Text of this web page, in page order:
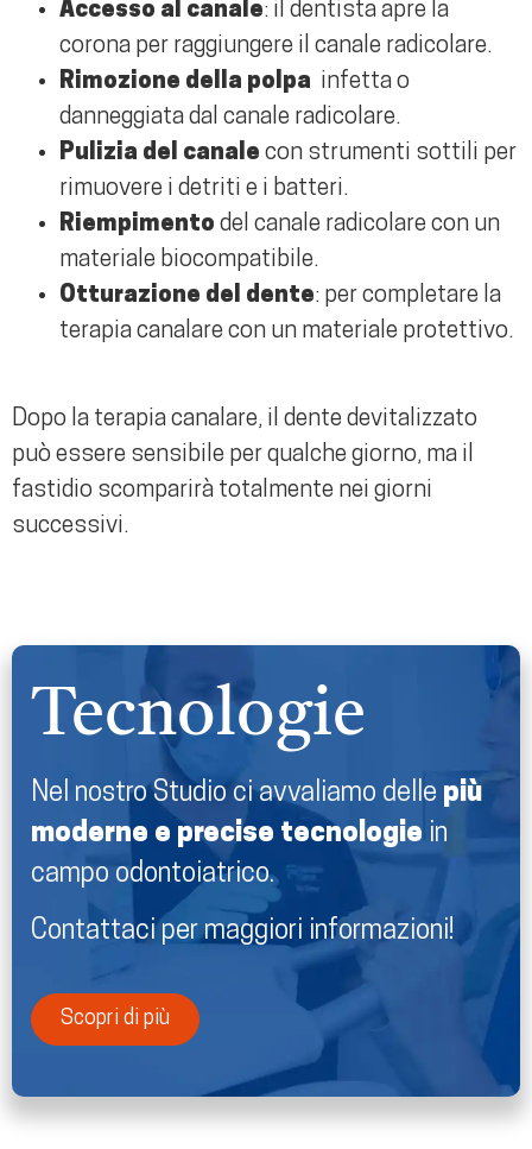
Accesso al canale: il dentista apre la
corona per raggiungere il canale radicolare.
Rimozione della polpa infetta o
danneggiata dal canale radicolare.
Pulizia del canale con strumenti sottili per
rimuovere i detriti e i batteri.
Riempimento del canale radicolare con un
materiale biocompatibile.
Otturazione del dente: per completare la
terapia canalare con un materiale protettivo.
Dopo la terapia canalare, il dente devitalizzato
può essere sensibile per qualche giorno, ma il
fastidio scomparirà totalmente nei giorni
successivi.
Tecnologie
Nel nostro Studio ci avvaliamo delle più
moderne e precise tecnologie in
campo odontoiatrico.
Contattaci per maggiori informazioni!
Scopri di più